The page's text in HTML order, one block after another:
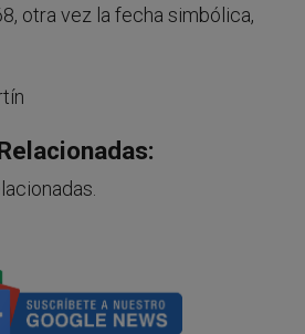
otra vez la fecha simbólica,